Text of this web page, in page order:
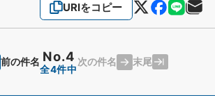
URIをコピー
前の件名 No.4
全4件中
次の件名 末尾